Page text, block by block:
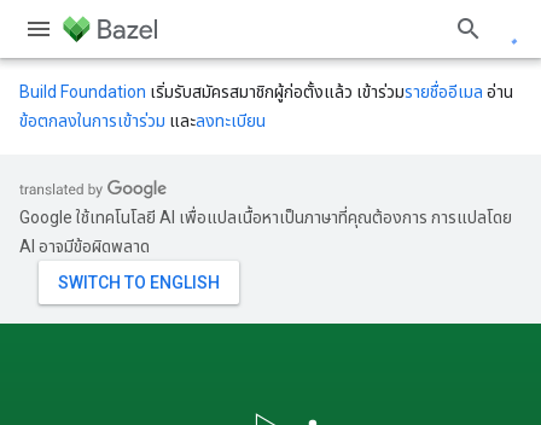
Build Foundation เริ่มรับสมัครสมาชิกผู้ก่อตั้งแล้ว เข้าร่วมรายชื่ออีเมล อ่าน
ข้อตกลงในการเข้าร่วม และลงทะเบียน
Google ใช้เทคโนโลยี AI เพื่อแปลเนื้อหาเป็นภาษาที่คุณต้องการ การแปลโดย
AI อาจมีข้อผิดพลาด